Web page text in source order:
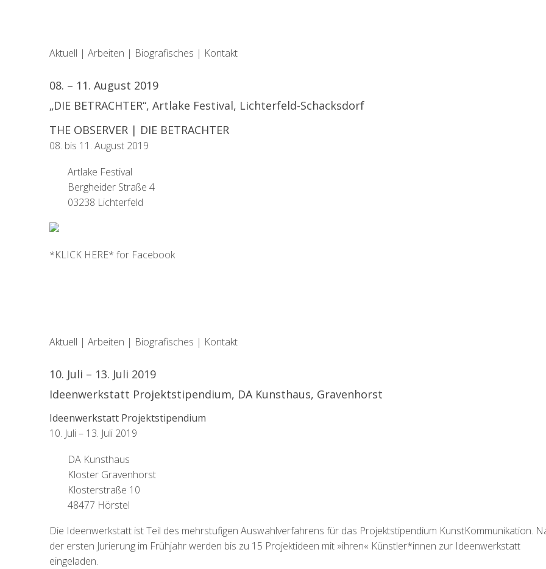
Aktuell | Arbeiten | Biografisches | Kontakt
08. – 11. August 2019
„DIE BETRACHTER“, Artlake Festival, Lichterfeld-Schacksdorf
THE OBSERVER | DIE BETRACHTER
08. bis 11. August 2019
Artlake Festival
Bergheider Straße 4
03238 Lichterfeld
*KLICK HERE* for Facebook
Aktuell | Arbeiten | Biografisches | Kontakt
10. Juli – 13. Juli 2019
Ideenwerkstatt Projektstipendium, DA Kunsthaus, Gravenhorst
Ideenwerkstatt Projektstipendium
10. Juli – 13. Juli 2019
DA Kunsthaus
Kloster Gravenhorst
Klosterstraße 10
48477 Hörstel
Die Ideenwerkstatt ist Teil des mehrstufigen Auswahlverfahrens für das Projektstipendium KunstKommunikation.
der ersten Jurierung im Frühjahr werden bis zu 15 Projektideen mit »ihren« Künstler*innen zur Ideenwerkstatt
eingeladen.